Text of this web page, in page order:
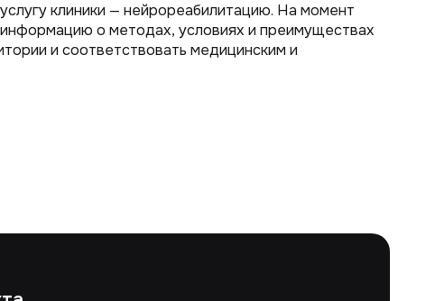
клиники — нейрореабилитацию. На момент
о методах, условиях и преимуществах
и соответствовать медицинским и